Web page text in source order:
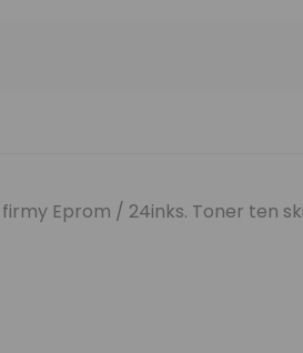
firmy Eprom / 24inks. Toner ten